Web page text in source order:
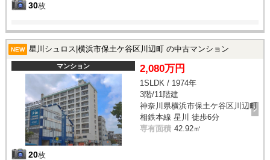
30枚
NEW 星川シュロス|横浜市保土ケ谷区川辺町 の中古マンション
マンション
20枚
2,080万円
1SLDK / 1974年
3階/11階建
神奈川県横浜市保土ケ谷区川辺町
相鉄本線 星川 徒歩6分
専有面積 42.92㎡